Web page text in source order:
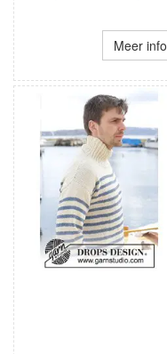
Meer info